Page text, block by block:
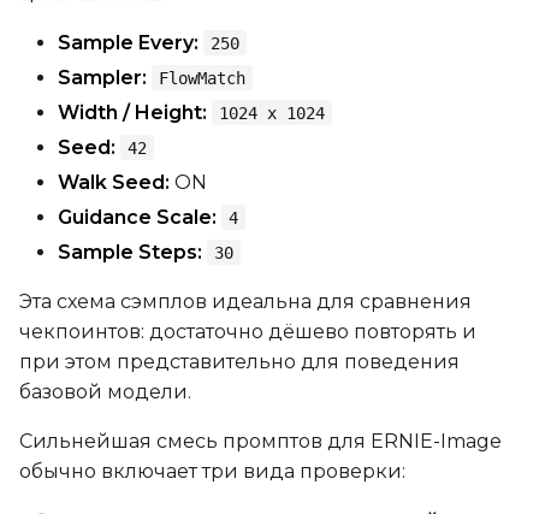
Sample Every: 250
Sampler: FlowMatch
Width / Height: 1024 x 1024
Seed: 42
Walk Seed: ON
Guidance Scale:
4
Sample Steps: 30
Эта схема сэмплов идеальна для сравнения
чекпоинтов: достаточно дёшево повторять и
при этом представительно для поведения
базовой модели.
Сильнейшая смесь промптов для ERNIE-Image
обычно включает три вида проверки: